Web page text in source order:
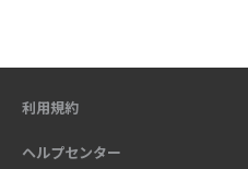
利用規約
ヘルプセンター